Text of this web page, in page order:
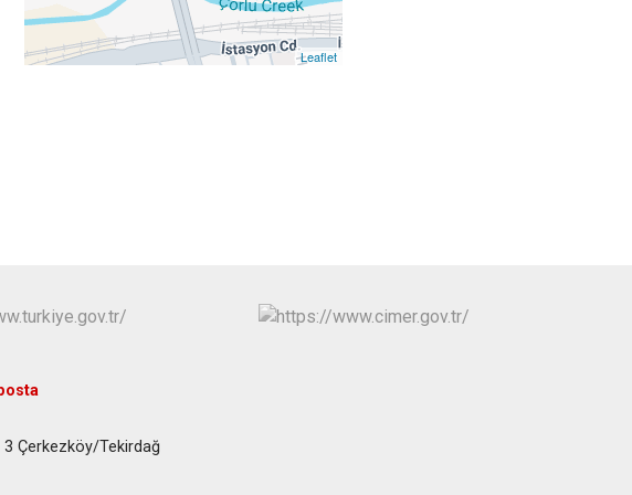
Marmaraereğlisi
Muratlı
Kapaklı
Leaflet
3 Çerkezköy/Tekirdağ